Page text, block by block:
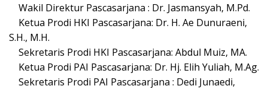
Wakil Direktur Pascasarjana : Dr. Jasmansyah, M.Pd.
Ketua Prodi HKI Pascasarjana: Dr. H. Ae Dunuraeni,
S.H., M.H.
Sekretaris Prodi HKI Pascasarjana: Abdul Muiz, MA.
Ketua Prodi PAI Pascasarjana: Dr. Hj. Elih Yuliah, M.Ag.
Sekretaris Prodi PAI Pascasarjana : Dedi Junaedi,